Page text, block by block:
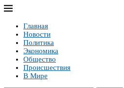
Главная
Новости
Политика
Экономика
Общество
Происшествия
В Мире